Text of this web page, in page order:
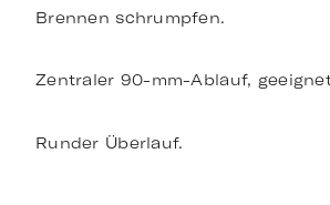
Brennen schrumpfen.
Zentraler 90-mm-Ablauf,
Runder Überlauf.